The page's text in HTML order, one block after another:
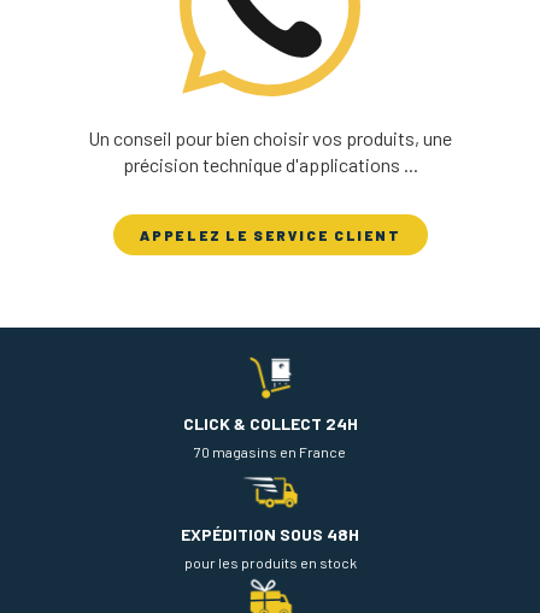
Un conseil pour bien choisir vos produits, une
précision technique d'applications ...
APPELEZ LE SERVICE CLIENT
CLICK & COLLECT 24H
70 magasins en France
EXPÉDITION SOUS 48H
pour les produits en stock